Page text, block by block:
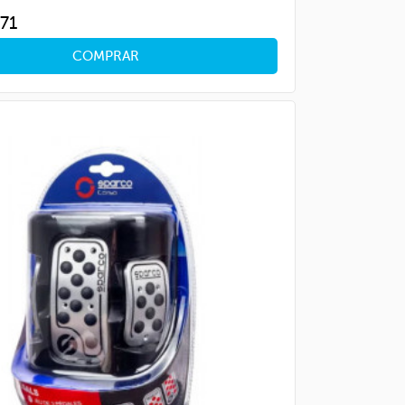
COMPRAR